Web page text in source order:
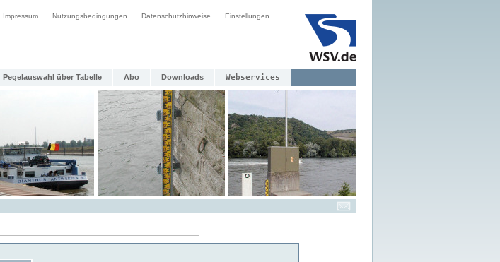
Impressum Nutzungsbedingungen Datenschutzhinweise Einstellungen
Pegelauswahl über Tabelle Abo Downloads Webservices